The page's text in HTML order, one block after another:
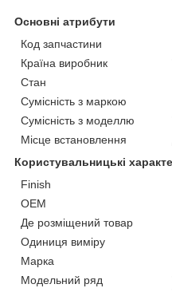
Основні атрибути
Код запчастини
Країна виробник
Стан
Сумісність з маркою
Сумісність з моделлю
Місце встановлення
Користувальницькі
Finish
OEM
Де розміщений товар
Одиниця виміру
Марка
Модельний ряд